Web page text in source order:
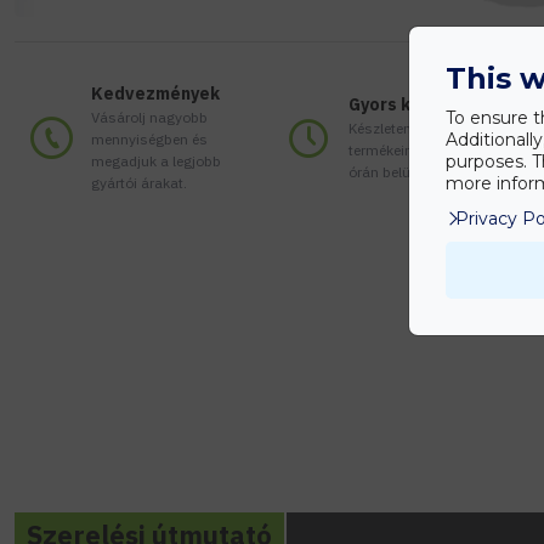
Kedvezmények
Vásárolj nagyobb
mennyiségben és
megadjuk a legjobb
gyártói árakat.
Gyors kiszállítás
Készleten lévő
termékeinket akár 24
órán belül megkaphatod!
Szerelési útmutató
This
To ensure
purposes.
more
Privacy